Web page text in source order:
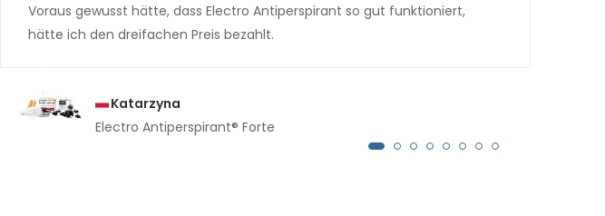
Voraus gewusst hätte, dass Electro Antiperspirant so gut funktioniert,
hätte ich den dreifachen Preis bezahlt.
Katarzyna
Electro Antiperspirant® Forte